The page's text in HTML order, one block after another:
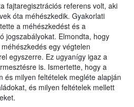
fajtaregisztrációs referens volt, aki
óta méhészkedik. Gyakorlati
a méhészkedést és a
jogszabályokat. Elmondta, hogy
egy végtelen
egyszerre. Ez ugyanígy igaz a
is. Ismertette, hogy a
és milyen feltételek megléte alapján
és milyen feltételek mellett